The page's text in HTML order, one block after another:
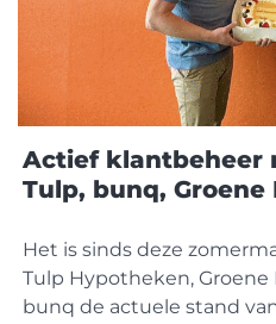
Actief klantbeheer
Tulp, bunq, Groene
Het is sinds deze
Tulp Hypotheken,
bunq de actuele stand